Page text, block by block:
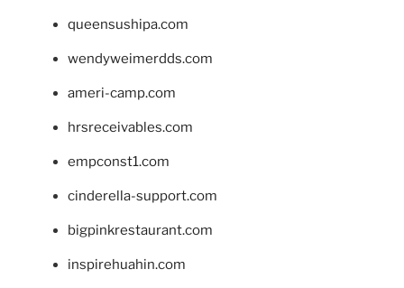
queensushipa.com
wendyweimerdds.com
ameri-camp.com
hrsreceivables.com
empconst1.com
cinderella-support.com
bigpinkrestaurant.com
inspirehuahin.com